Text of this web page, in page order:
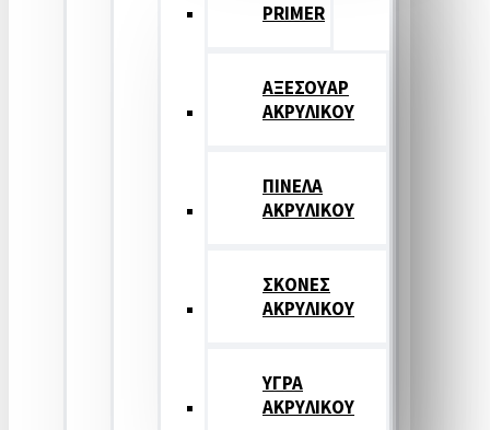
PRIMER
ΑΞΕΣΟΥΑΡ
ΑΚΡΥΛΙΚΟΥ
ΠΙΝΕΛΑ
ΑΚΡΥΛΙΚΟΥ
ΣΚΟΝΕΣ
ΑΚΡΥΛΙΚΟΥ
ΥΓΡΑ
ΑΚΡΥΛΙΚΟΥ